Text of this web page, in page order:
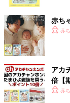
赤ち
赤
アカ
倍【
赤